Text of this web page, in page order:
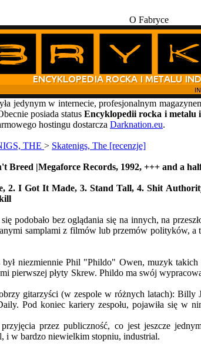
O Fabryce
jedynym w internecie, profesjonalnym
posiada statusEncyklopedii rocka i metalu
hostingu dostarcza Darknation.eu.
THE > Skatenigs, The [recenzje]
Breed |Megaforce Records, 1992, +++ and a
2. I Got It Made, 3. Stand Tall, 4. Shit
podobało bez oglądania się na innych, na
samplami z filmów lub przemów polityków, a
niezmiennie Phil "Phildo" Owen, muzyk
pierwszej płyty Skrew. Phildo ma swój
gitarzyści (w zespole w różnych latach):
Pod koniec kariery zespołu, pojawiła się w
przez publiczność, co jest jeszcze
i w bardzo niewielkim stopniu, industrial.